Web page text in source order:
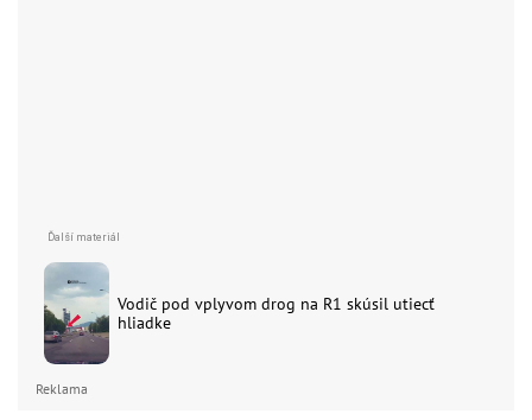
Vodič pod vplyvom drog na R1 skúsil utiecť
hliadke
Reklama